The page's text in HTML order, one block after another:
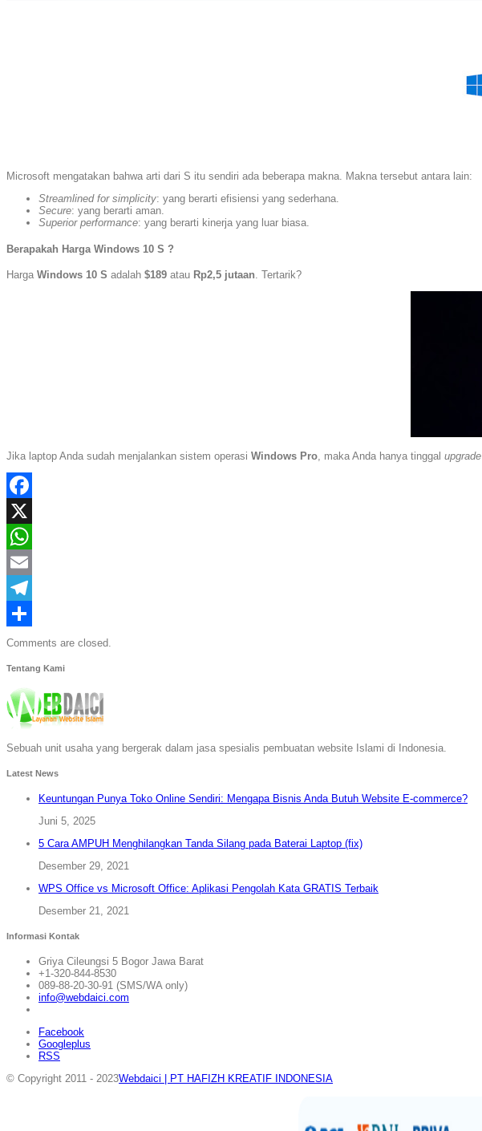
Microsoft mengatakan bahwa arti dari S itu sendiri ada beberapa makna. Makna tersebut antara lain:
Streamlined for simplicity: yang berarti efisiensi yang sederhana.
Secure: yang berarti aman.
Superior performance: yang berarti kinerja yang luar biasa.
Berapakah Harga Windows 10 S ?
Harga Windows 10 S adalah $189 atau Rp2,5 jutaan . Tertarik?
Jika laptop Anda sudah menjalankan sistem operasi Windows Pro , maka Anda hanya tinggal upgrade
Facebook
X
WhatsApp
Email
Telegram
Share
Comments are closed.
Tentang Kami
Sebuah unit usaha yang bergerak dalam jasa spesialis pembuatan website Islami di Indonesia.
Latest News
Keuntungan Punya Toko Online Sendiri: Mengapa Bisnis Anda Butuh Website E-commerce?
Juni 5, 2025
5 Cara AMPUH Menghilangkan Tanda Silang pada Baterai Laptop (fix)
Desember 29, 2021
WPS Office vs Microsoft Office: Aplikasi Pengolah Kata GRATIS Terbaik
Desember 21, 2021
Informasi Kontak
Griya Cileungsi 5 Bogor Jawa Barat
+1-320-844-8530
089-88-20-30-91 (SMS/WA only)
info@webdaici.com
Facebook
Googleplus
RSS
© Copyright 2011 - 2023Webdaici | PT HAFIZH KREATIF INDONESIA